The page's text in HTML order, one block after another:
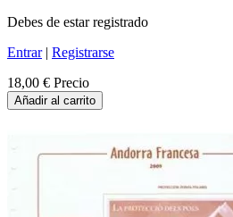
Debes de estar registrado
Entrar| Registrarse
18,00 € Precio
Añadir al carrito